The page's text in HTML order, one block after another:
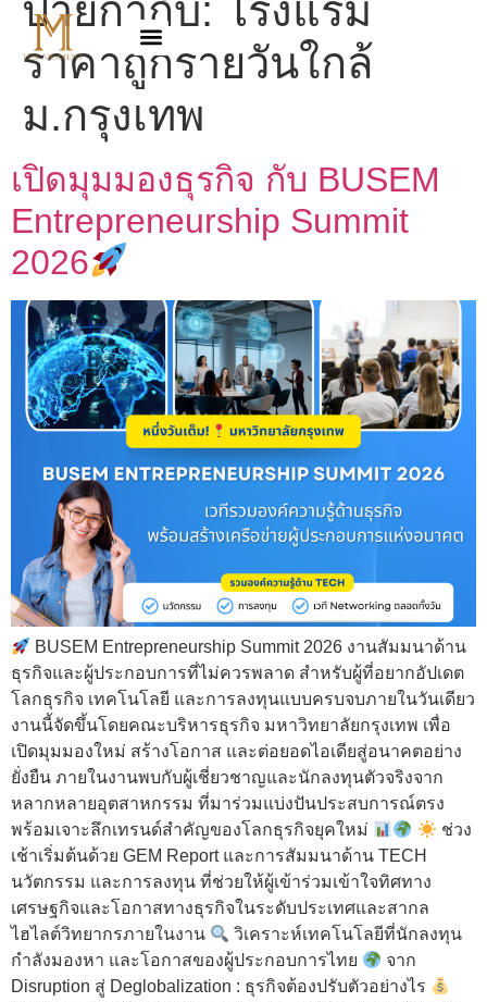
ป้ายกำกับ: โรงแรม
ราคาถูกรายวันใกล้
ม.กรุงเทพ
เปิดมุมมองธุรกิจ กับ BUSEM
Entrepreneurship Summit
2026
BUSEM Entrepreneurship Summit 2026 งานสัมมนาด้าน
ธุรกิจและผู้ประกอบการที่ไม่ควรพลาด สำหรับผู้ที่อยากอัปเดต
โลกธุรกิจ เทคโนโลยี และการลงทุนแบบครบจบภายในวันเดียว
งานนี้จัดขึ้นโดยคณะบริหารธุรกิจ มหาวิทยาลัยกรุงเทพ เพื่อ
เปิดมุมมองใหม่ สร้างโอกาส และต่อยอดไอเดียสู่อนาคตอย่าง
ยั่งยืน ภายในงานพบกับผู้เชี่ยวชาญและนักลงทุนตัวจริงจาก
หลากหลายอุตสาหกรรม ที่มาร่วมแบ่งปันประสบการณ์ตรง
พร้อมเจาะลึกเทรนด์สำคัญของโลกธุรกิจยุคใหม่
ช่วง
เช้าเริ่มต้นด้วย GEM Report และการสัมมนาด้าน TECH
นวัตกรรม และการลงทุน ที่ช่วยให้ผู้เข้าร่วมเข้าใจทิศทาง
เศรษฐกิจและโอกาสทางธุรกิจในระดับประเทศและสากล
ไฮไลต์วิทยากรภายในงาน
วิเคราะห์เทคโนโลยีที่นักลงทุน
กำลังมองหา และโอกาสของผู้ประกอบการไทย
จาก
Disruption สู่ Deglobalization : ธุรกิจต้องปรับตัวอย่างไร